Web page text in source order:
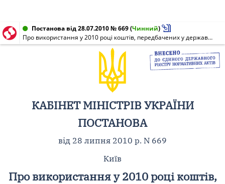
Постанова від 28.07.2010 № 669(Чинний)
Про використання у 2010 році коштів, передбачених у державному бюджеті для фінансування заходів з докорінного поліпшення земель науково-дослідних господарств